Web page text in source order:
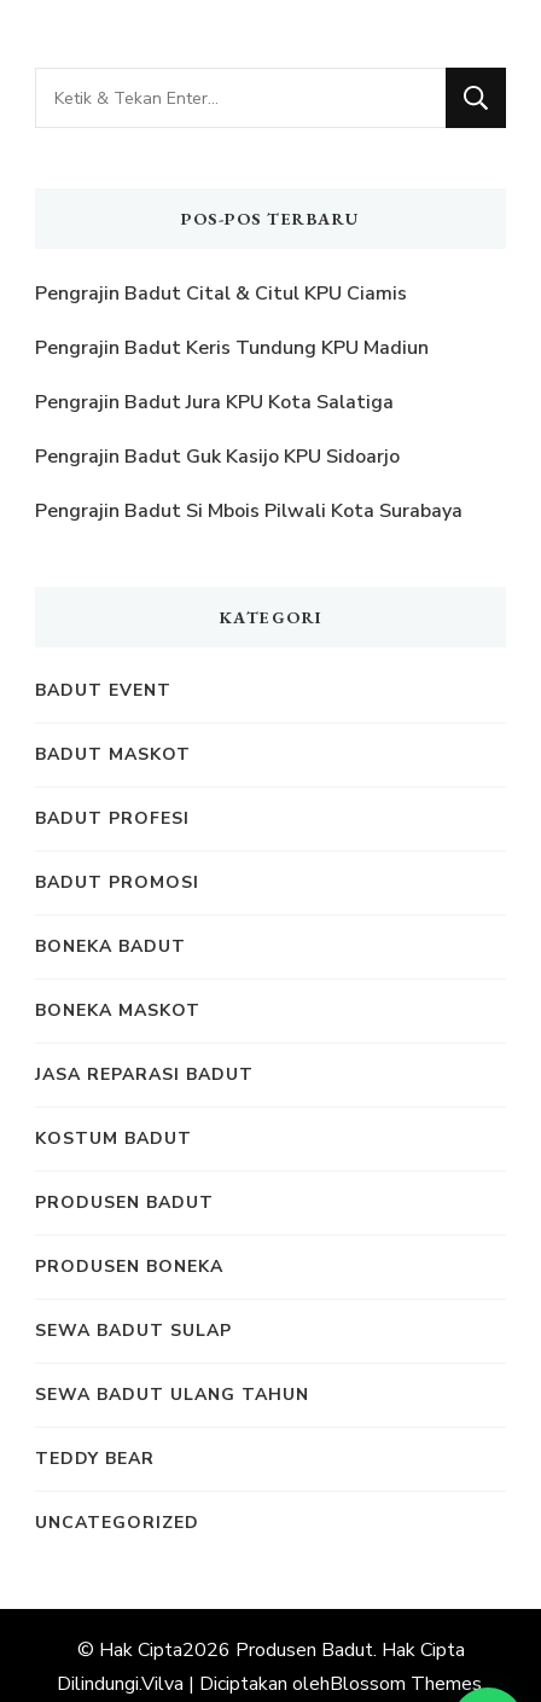
Mencari
Sesuatu?
POS-POS TERBARU
Pengrajin Badut Cital & Citul KPU Ciamis
Pengrajin Badut Keris Tundung KPU Madiun
Pengrajin Badut Jura KPU Kota Salatiga
Pengrajin Badut Guk Kasijo KPU Sidoarjo
Pengrajin Badut Si Mbois Pilwali Kota Surabaya
KATEGORI
BADUT EVENT
BADUT MASKOT
BADUT PROFESI
BADUT PROMOSI
BONEKA BADUT
BONEKA MASKOT
JASA REPARASI BADUT
KOSTUM BADUT
PRODUSEN BADUT
PRODUSEN BONEKA
SEWA BADUT SULAP
SEWA BADUT ULANG TAHUN
TEDDY BEAR
UNCATEGORIZED
© Hak Cipta2026 Produsen Badut. Hak Cipta
Dilindungi.Vilva | Diciptakan olehBlossom Themes.